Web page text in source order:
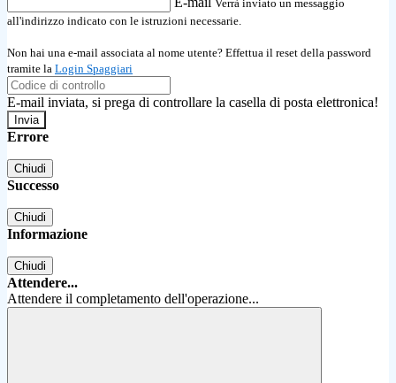
Verrà inviato un messaggio
all'indirizzo indicato con le istruzioni necessarie.
Non hai una e-mail associata al nome utente? Effettua il reset della password
tramite la Login Spaggiari
E-mail inviata, si prega di controllare la casella di posta elettronica!
Errore
Chiudi
Successo
Chiudi
Informazione
Chiudi
Attendere...
Attendere il completamento dell'operazione...